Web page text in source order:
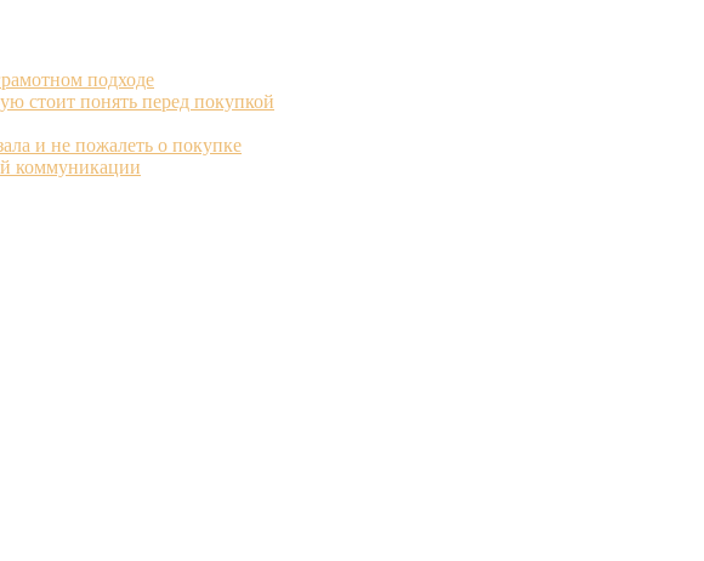
подходе
стоит понять перед покупкой
и не пожалеть о покупке
коммуникации